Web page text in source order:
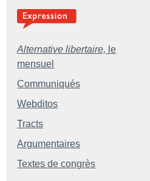
Alternative libertaire, le
mensuel
Communiqués
Webditos
Tracts
Argumentaires
Textes de congrès